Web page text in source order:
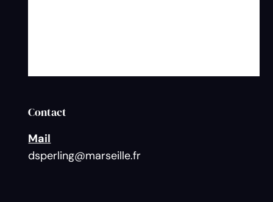
Contact
Mail
dsperling@marseille.fr